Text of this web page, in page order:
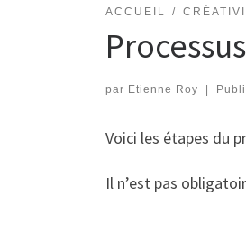
ACCUEIL
par Etienne Roy
Voici les étapes du
Il n’est pas